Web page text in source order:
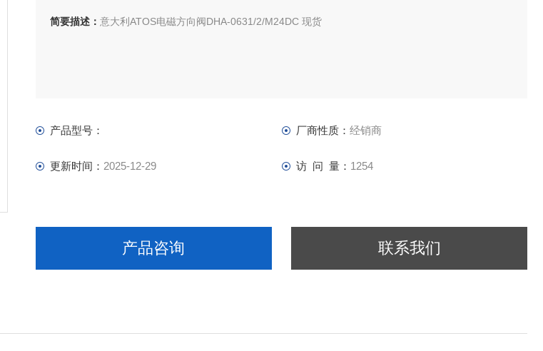
简要描述： 意大利ATOS电磁方向阀DHA-0631/2/M24DC 现货
产品型号： 厂商性质： 经销商
更新时间： 2025-12-29 访 问 量： 1254
产品咨询 联系我们